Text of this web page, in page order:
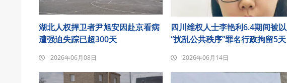
湖北人权捍卫者尹旭安因赴京看病
遭强迫失踪已超300天
2026年06月08日
四川维权人士李艳利6.4期间被以
“扰乱公共秩序”罪名行政拘留5天
2026年06月14日